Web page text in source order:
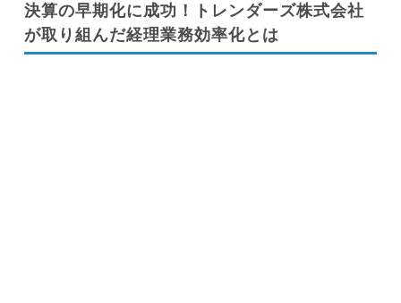
決算の早期化に成功！トレンダーズ株式会社
が取り組んだ経理業務効率化とは